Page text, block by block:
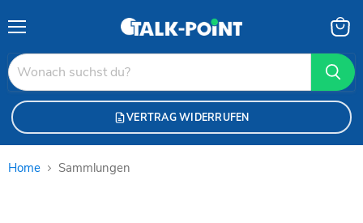
VERTRAG WIDERRUFEN
Home Sammlungen